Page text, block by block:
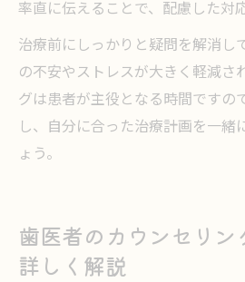
率直に伝えることで、配慮した対
治療前にしっかりと疑問を解消し
の不安やストレスが大きく軽減さ
グは患者が主役となる時間ですの
し、自分に合った治療計画を一緒
ょう。
歯医者のカウンセリン
詳しく解説